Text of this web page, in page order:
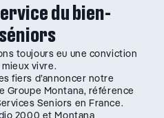
du bien-
toujours eu une conviction
vivre.
fiers d’annoncer notre
Groupe Montana, référence
Seniors en France.
2000 et Montana